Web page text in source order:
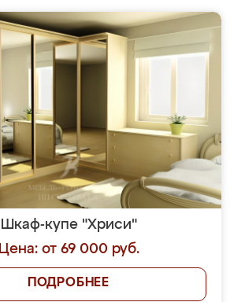
Шкаф-купе "Хриси"
Цена: от 69 000 руб.
ПОДРОБНЕЕ